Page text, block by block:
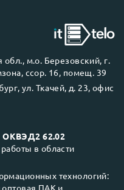
м.о. Березовский, г.
ссор. 16, помещ. 39
ул. Ткачей, д. 23, офис
ОКВЭД2 62.02
в области
технологий:
оптовая ПАК и